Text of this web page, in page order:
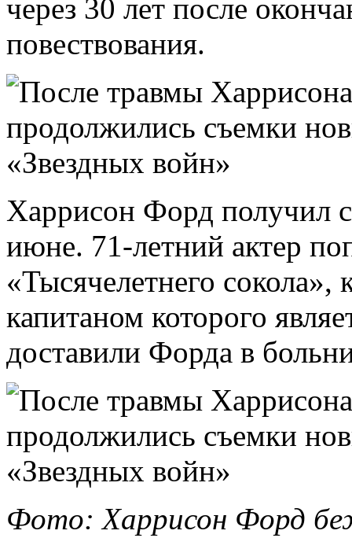
через 30 лет после
повествования.
Харрисон Форд получил
июне. 71-летний актер
«Тысячелетнего сокола»,
капитаном которого
доставили Форда в
Фото: Харрисон Форд